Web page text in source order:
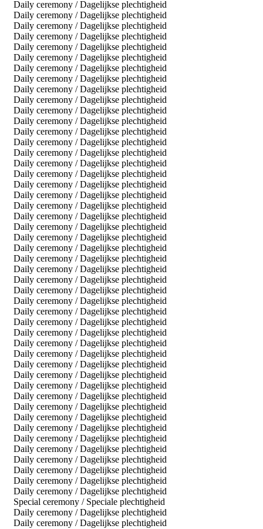
Daily ceremony / Dagelijkse plechtigheid
Daily ceremony / Dagelijkse plechtigheid
Daily ceremony / Dagelijkse plechtigheid
Daily ceremony / Dagelijkse plechtigheid
Daily ceremony / Dagelijkse plechtigheid
Daily ceremony / Dagelijkse plechtigheid
Daily ceremony / Dagelijkse plechtigheid
Daily ceremony / Dagelijkse plechtigheid
Daily ceremony / Dagelijkse plechtigheid
Daily ceremony / Dagelijkse plechtigheid
Daily ceremony / Dagelijkse plechtigheid
Daily ceremony / Dagelijkse plechtigheid
Daily ceremony / Dagelijkse plechtigheid
Daily ceremony / Dagelijkse plechtigheid
Daily ceremony / Dagelijkse plechtigheid
Daily ceremony / Dagelijkse plechtigheid
Daily ceremony / Dagelijkse plechtigheid
Daily ceremony / Dagelijkse plechtigheid
Daily ceremony / Dagelijkse plechtigheid
Daily ceremony / Dagelijkse plechtigheid
Daily ceremony / Dagelijkse plechtigheid
Daily ceremony / Dagelijkse plechtigheid
Daily ceremony / Dagelijkse plechtigheid
Daily ceremony / Dagelijkse plechtigheid
Daily ceremony / Dagelijkse plechtigheid
Daily ceremony / Dagelijkse plechtigheid
Daily ceremony / Dagelijkse plechtigheid
Daily ceremony / Dagelijkse plechtigheid
Daily ceremony / Dagelijkse plechtigheid
Daily ceremony / Dagelijkse plechtigheid
Daily ceremony / Dagelijkse plechtigheid
Daily ceremony / Dagelijkse plechtigheid
Daily ceremony / Dagelijkse plechtigheid
Daily ceremony / Dagelijkse plechtigheid
Daily ceremony / Dagelijkse plechtigheid
Daily ceremony / Dagelijkse plechtigheid
Daily ceremony / Dagelijkse plechtigheid
Daily ceremony / Dagelijkse plechtigheid
Daily ceremony / Dagelijkse plechtigheid
Daily ceremony / Dagelijkse plechtigheid
Daily ceremony / Dagelijkse plechtigheid
Daily ceremony / Dagelijkse plechtigheid
Daily ceremony / Dagelijkse plechtigheid
Daily ceremony / Dagelijkse plechtigheid
Daily ceremony / Dagelijkse plechtigheid
Daily ceremony / Dagelijkse plechtigheid
Daily ceremony / Dagelijkse plechtigheid
Special ceremony / Speciale plechtigheid
Daily ceremony / Dagelijkse plechtigheid
Daily ceremony / Dagelijkse plechtigheid